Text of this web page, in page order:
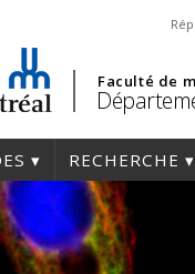
Faculté de
RECHERCHE